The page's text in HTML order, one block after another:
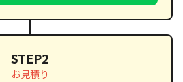
STEP2
お見積り